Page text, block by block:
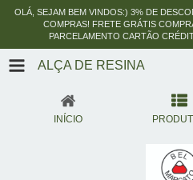
OLÁ, SEJAM BEM VINDOS:) 3% DE
COMPRAS! FRETE GRÁTIS
PARCELAMENTO CARTÃO
ALÇA DE RESINA
INÍCIO